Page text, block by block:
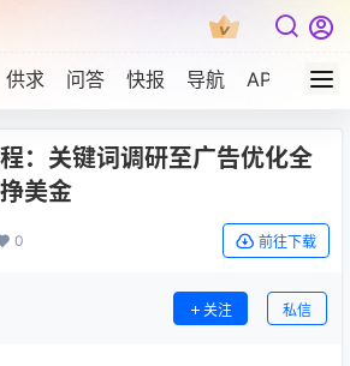
供求 问答 快报 导航 APP下载
：关键词调研至广告优化全
美金
0 前往下载
关注 私信